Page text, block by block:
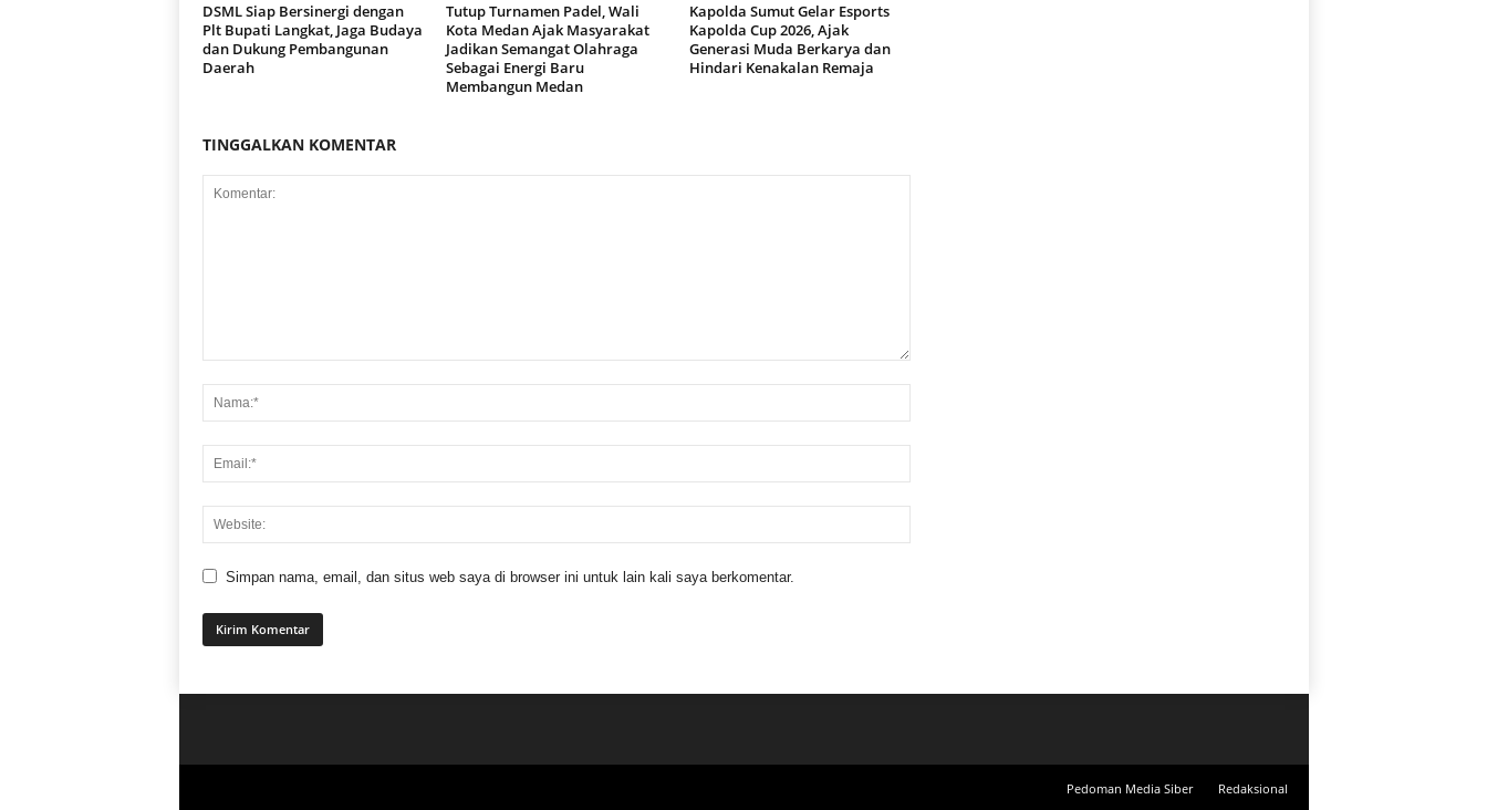
DSML Siap Bersinergi dengan
Plt Bupati Langkat, Jaga Budaya
dan Dukung Pembangunan
Daerah
Tutup Turnamen Padel, Wali
Kota Medan Ajak Masyarakat
Jadikan Semangat Olahraga
Sebagai Energi Baru
Membangun Medan
Kapolda Sumut Gelar Esports
Kapolda Cup 2026, Ajak
Generasi Muda Berkarya dan
Hindari Kenakalan Remaja
TINGGALKAN KOMENTAR
Simpan nama, email, dan situs web saya di browser ini untuk lain kali saya berkomentar.
Pedoman Media Siber Redaksional